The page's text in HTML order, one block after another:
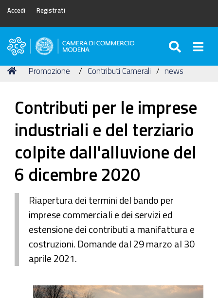
Accedi Registrati
Camera
Commercio
Tu
Home
Promozione Contributi Camerali news
Contributi per le imprese
industriali e del terziario
colpite dall'alluvione del
6 dicembre 2020
Riapertura dei termini del bando per
imprese commerciali e dei servizi ed
estensione dei contributi a manifattura e
costruzioni. Domande dal 29 marzo al 30
aprile 2021.